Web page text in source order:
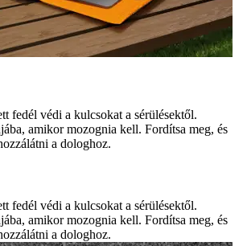
fedél védi a kulcsokat a sérülésektől.
amikor mozognia kell. Fordítsa meg, és
a dologhoz.
fedél védi a kulcsokat a sérülésektől.
amikor mozognia kell. Fordítsa meg, és
a dologhoz.